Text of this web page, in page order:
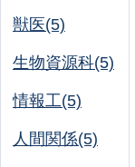
獣医(5)
生物資源科(5)
情報工(5)
人間関係(5)